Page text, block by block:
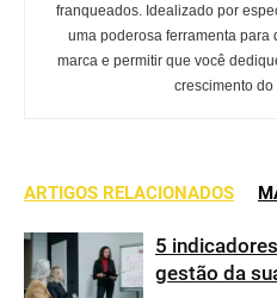
franqueados. Idealizado por
uma poderosa ferramenta para
marca e permitir que você
crescimento do
ARTIGOS RELACIONADOS
5
gestão da